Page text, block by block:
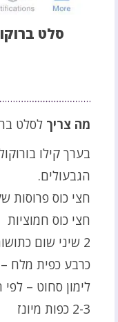
סלט
מה צריך לסלט
בערך קילו
הגבעולים.
חצי כוס פרוסות
חצי כוס חמוציות
2 שיני שום כתושות
כרבע כפית מלח
לימון סחוט –
2-3 כפות מיונז